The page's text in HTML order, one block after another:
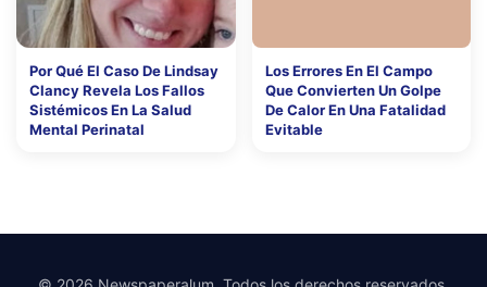
Por Qué El Caso De Lindsay
Clancy Revela Los Fallos
Sistémicos En La Salud
Mental Perinatal
Los Errores En El Campo
Que Convierten Un Golpe
De Calor En Una Fatalidad
Evitable